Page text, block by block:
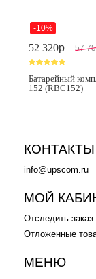
-10%
52 320p 57
Батарейный
152 (RBC152)
КОНТАКТЫ
info@upscom.ru
МОЙ
Отследить заказ
Отложенные
МЕНЮ